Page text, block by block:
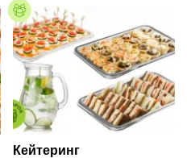
Кейтеринг